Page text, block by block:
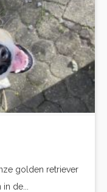
golden retriever
de...